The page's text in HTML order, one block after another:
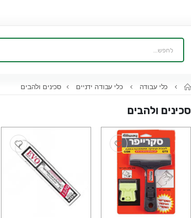
כלי עבודה כלי עבודה ידניים סכינים ולהבים
סכינים ולהבים